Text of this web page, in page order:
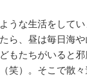
うな生活をして
ら、昼は毎日海
もたちがいると
笑）。そこで散